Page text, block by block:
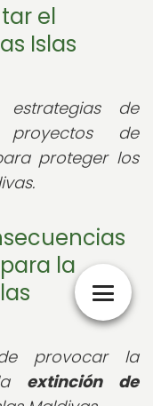
el
Islas
estrategias de
de
proteger los
la
provocar la
extinción de